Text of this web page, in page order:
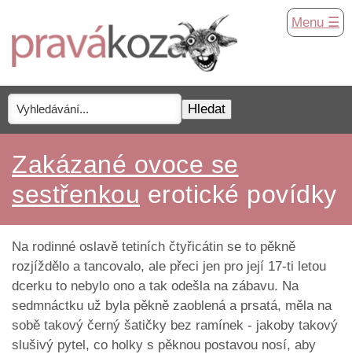
Menu ☰
Zakázané ovoce se
sestřenkou erotické povídky
Na rodinné oslavě tetiních čtyřicátin se to pěkně
rozjíždělo a tancovalo, ale přeci jen pro její 17-ti letou
dcerku to nebylo ono a tak odešla na zábavu. Na
sedmnáctku už byla pěkně zaoblená a prsatá, měla na
sobě takový černý šatičky bez ramínek - jakoby takový
slušivý pytel, co holky s pěknou postavou nosí, aby